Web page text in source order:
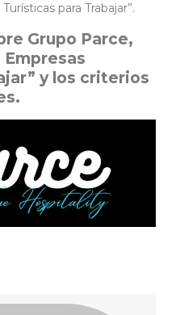
para Trabajar”.
Grupo Parce,
Empresas
y los criterios